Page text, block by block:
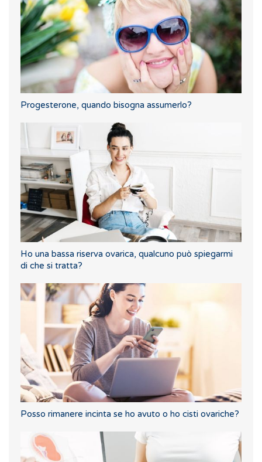
Progesterone, quando bisogna assumerlo?
Ho una bassa riserva ovarica, qualcuno può spiegarmi
di che si tratta?
Posso rimanere incinta se ho avuto o ho cisti ovariche?